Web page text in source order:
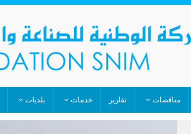
مناقصات تقارير خدمات بلديات